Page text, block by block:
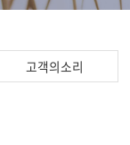
고객의소리